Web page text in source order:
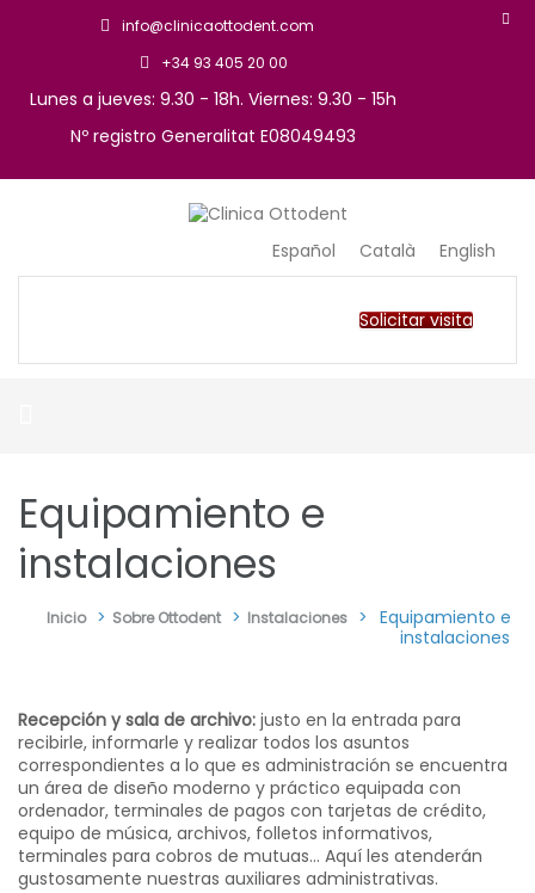
info@clinicaottodent.com
+34 93 405 20 00
Lunes a jueves: 9.30 - 18h. Viernes: 9.30 - 15h
Nº registro Generalitat E08049493
Clinica OttodentEspañol Català English
Solicitar visita
Equipamiento e
instalaciones
Inicio > Sobre Ottodent > Instalaciones > Equipamiento e
instalaciones
Recepción y sala de archivo: justo en la entrada para
recibirle, informarle y realizar todos los asuntos
correspondientes a lo que es administración se encuentra
un área de diseño moderno y práctico equipada con
ordenador, terminales de pagos con tarjetas de crédito,
equipo de música, archivos, folletos informativos,
terminales para cobros de mutuas... Aquí les atenderán
gustosamente nuestras auxiliares administrativas.